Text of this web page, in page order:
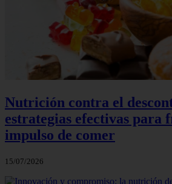
Nutrición contra el
estrategias efectivas para
impulso de comer
15/07/2026